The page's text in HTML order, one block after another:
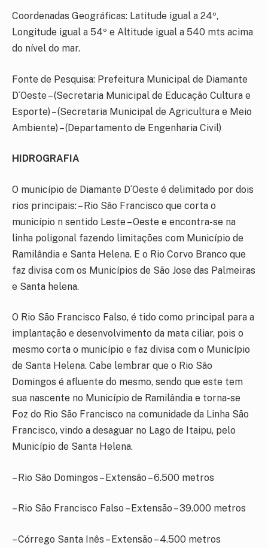
Coordenadas Geográficas: Latitude igual a 24º,
Longitude igual a 54º e Altitude igual a 540 mts acima
do nível do mar.
Fonte de Pesquisa: Prefeitura Municipal de Diamante
D´Oeste – (Secretaria Municipal de Educação Cultura e
Esporte) – (Secretaria Municipal de Agricultura e Meio
Ambiente) – (Departamento de Engenharia Civil)
HIDROGRAFIA
O município de Diamante D´Oeste é delimitado por dois
rios principais: – Rio São Francisco que corta o
município n sentido Leste – Oeste e encontra-se na
linha poligonal fazendo limitações com Município de
Ramilândia e Santa Helena. E o Rio Corvo Branco que
faz divisa com os Municípios de São Jose das Palmeiras
e Santa helena.
O Rio São Francisco Falso, é tido como principal para a
implantação e desenvolvimento da mata ciliar, pois o
mesmo corta o município e faz divisa com o Município
de Santa Helena. Cabe lembrar que o Rio São
Domingos é afluente do mesmo, sendo que este tem
sua nascente no Município de Ramilândia e torna-se
Foz do Rio São Francisco na comunidade da Linha São
Francisco, vindo a desaguar no Lago de Itaipu, pelo
Município de Santa Helena.
– Rio São Domingos – Extensão – 6.500 metros
– Rio São Francisco Falso – Extensão – 39.000 metros
– Córrego Santa Inês – Extensão – 4.500 metros